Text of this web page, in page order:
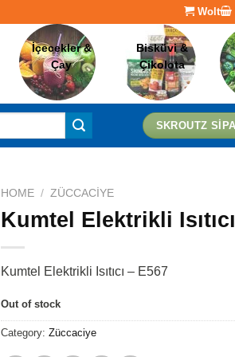
Wolt
İçecekler &
Çay
Bisküvi &
Çikolota
SKROUTZ
HOME / ZÜCCACIYE
Kumtel Elektrikli Isıtıcı
Kumtel Elektrikli Isıtıcı – E567
Out of stock
Category: Züccaciye